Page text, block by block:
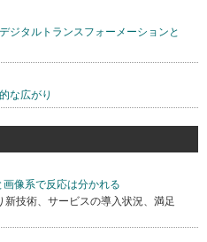
ジタルトランスフォーメーションと
な広がり
像系で反応は分かれる
新技術、サービスの導入状況、満足